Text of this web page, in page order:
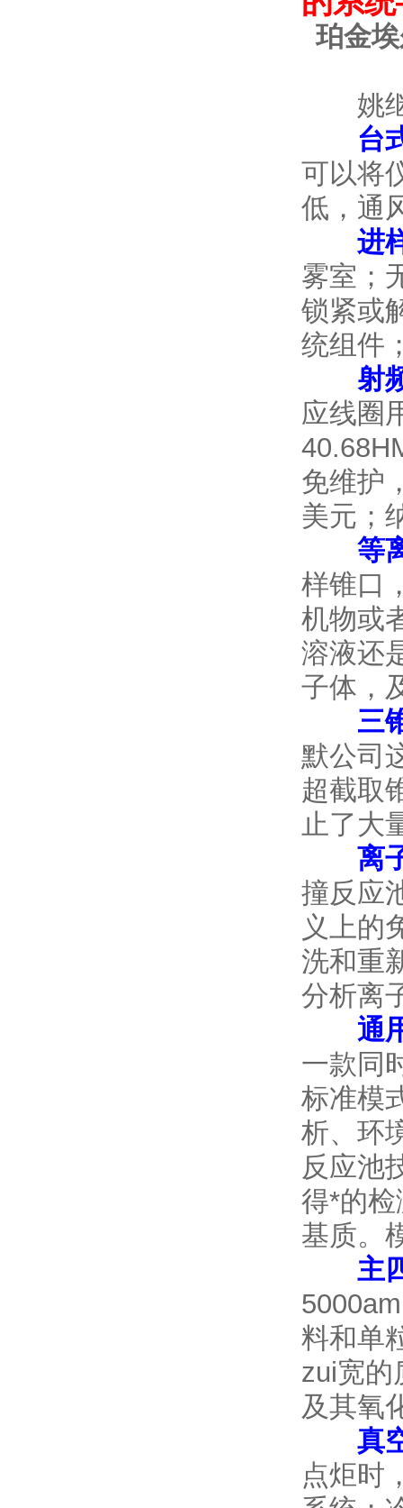
珀金
姚继
台
可以将
低，通
进
雾室；
锁紧或
统组件
射
应线圈
免维护
美元；
等
样锥口
机物或
溶液还
子体，
三
默公司
超截取
止了大
离
撞反应
义上的
洗和重
分析离
通
一款同
标准模
析、环
反应池
得*的
基质。
主
料和单
zui宽的
及其氧
真
点炬时